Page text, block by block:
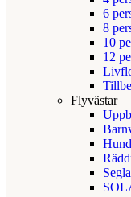
6
8
10
12
Flyvästar